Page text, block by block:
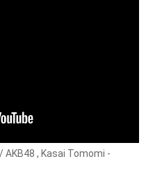
AKB48 , Kasai Tomomi -